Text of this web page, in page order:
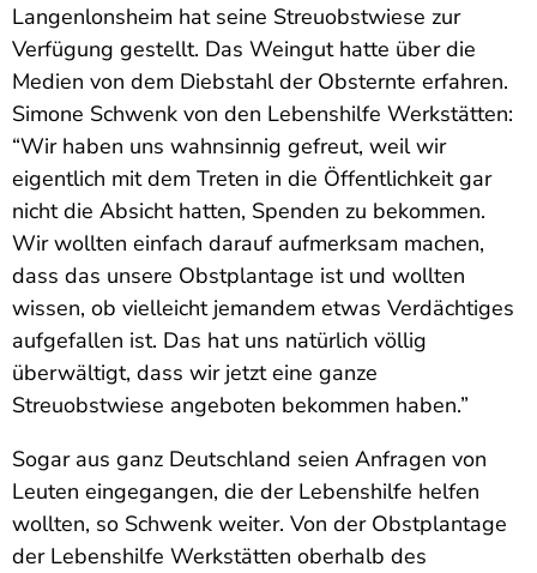
Langenlonsheim hat seine Streuobstwiese zur
Verfügung gestellt. Das Weingut hatte über die
Medien von dem Diebstahl der Obsternte erfahren.
Simone Schwenk von den Lebenshilfe Werkstätten:
“Wir haben uns wahnsinnig gefreut, weil wir
eigentlich mit dem Treten in die Öffentlichkeit gar
nicht die Absicht hatten, Spenden zu bekommen.
Wir wollten einfach darauf aufmerksam machen,
dass das unsere Obstplantage ist und wollten
wissen, ob vielleicht jemandem etwas Verdächtiges
aufgefallen ist. Das hat uns natürlich völlig
überwältigt, dass wir jetzt eine ganze
Streuobstwiese angeboten bekommen haben.”
Sogar aus ganz Deutschland seien Anfragen von
Leuten eingegangen, die der Lebenshilfe helfen
wollten, so Schwenk weiter. Von der Obstplantage
der Lebenshilfe Werkstätten oberhalb des